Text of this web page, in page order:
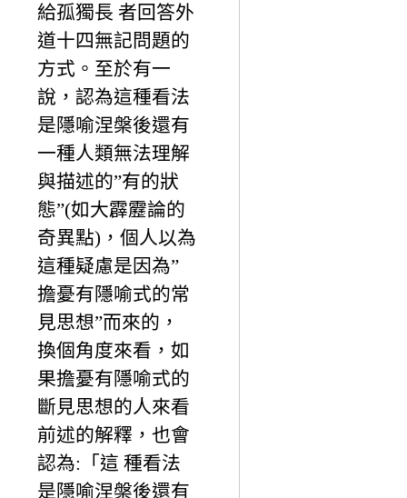
給孤獨長 者回答外
道十四無記問題的
方式。至於有一
說，認為這種看法
是隱喻涅槃後還有
一種人類無法理解
與描述的”有的狀
態”(如大霹靂論的
奇異點)，個人以為
這種疑慮是因為”
擔憂有隱喻式的常
見思想”而來的，
換個角度來看，如
果擔憂有隱喻式的
斷見思想的人來看
前述的解釋，也會
認為:「這 種看法
是隱喻涅槃後還有